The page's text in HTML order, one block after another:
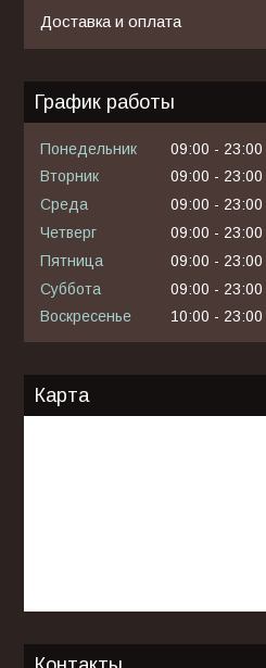
Доставка и оплата
График работы
Понедельник 09:00
23:00
Вторник
09:00
23:00
Среда
09:00
23:00
Четверг
09:00
23:00
Пятница
09:00
23:00
Суббота
09:00
23:00
Воскресенье
10:00 23:00
Карта